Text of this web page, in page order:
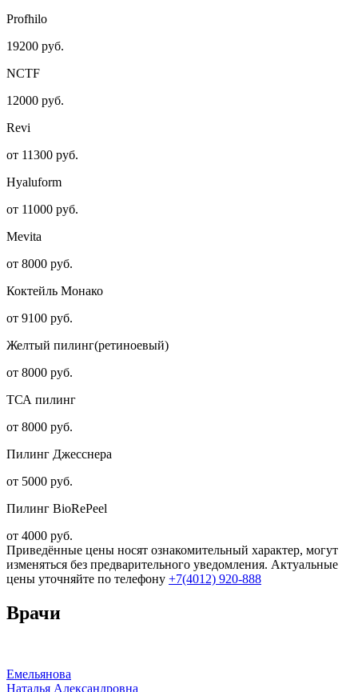
Profhilo
19200 руб.
NCTF
12000 руб.
Revi
от 11300 руб.
Hyaluform
от 11000 руб.
Mevita
от 8000 руб.
Коктейль Монако
от 9100 руб.
Желтый пилинг(ретиноевый)
от 8000 руб.
ТСА пилинг
от 8000 руб.
Пилинг Джесснера
от 5000 руб.
Пилинг BioRePeel
от 4000 руб.
Приведённые цены носят ознакомительный характер, могут
изменяться без предварительного уведомления. Актуальные
цены уточняйте по телефону +7(4012) 920-888
Врачи
Емельянова
Наталья Александровна